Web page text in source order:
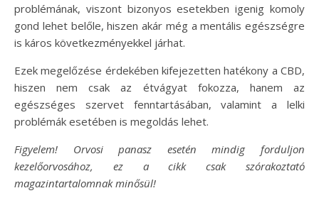
problémának, viszont bizonyos esetekben igenig komoly
gond lehet belőle, hiszen akár még a mentális egészségre
is káros következményekkel járhat.
Ezek megelőzése érdekében kifejezetten hatékony a CBD,
hiszen nem csak az étvágyat fokozza, hanem az
egészséges szervet fenntartásában, valamint a lelki
problémák esetében is megoldás lehet.
Figyelem! Orvosi panasz esetén mindig forduljon
kezelőorvosához, ez a cikk csak szórakoztató
magazintartalomnak minősül!